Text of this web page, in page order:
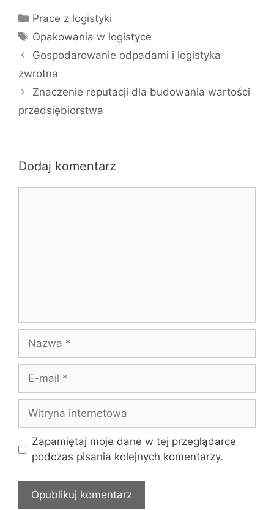
Kategorie
Prace z logistyki
Tagi
Opakowania w logistyce
Gospodarowanie odpadami i logistyka
zwrotna
Znaczenie reputacji dla budowania wartości
przedsiębiorstwa
Dodaj komentarz
Nazwa
Witryna
internetowa
Zapamiętaj moje dane w tej przeglądarce
podczas pisania kolejnych komentarzy.